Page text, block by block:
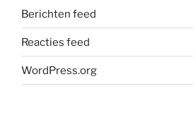
Berichten feed
Reacties feed
WordPress.org